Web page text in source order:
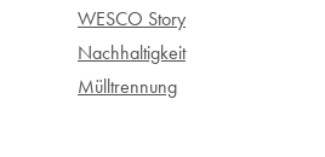
WESCO Story
Nachhaltigkeit
Mülltrennung